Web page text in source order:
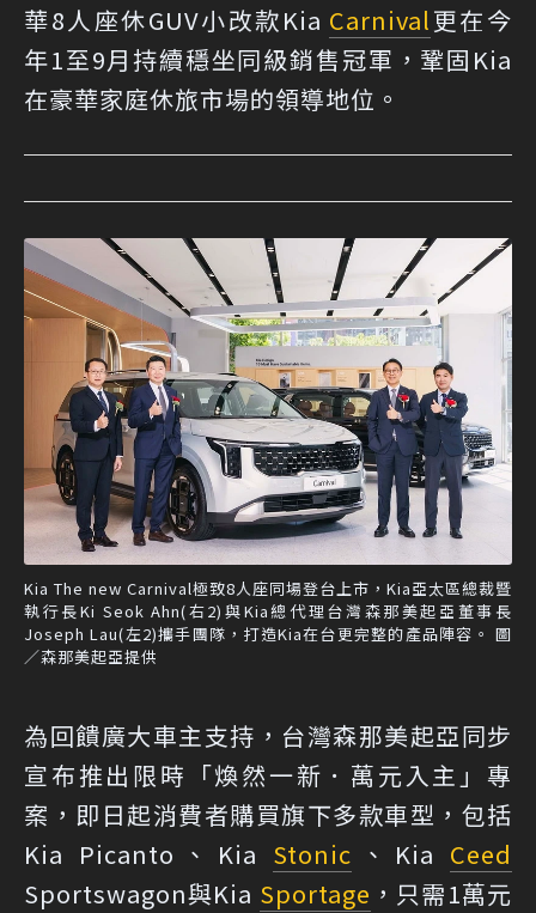
華8人座休GUV小改款Kia Carnival更在今
年1至9月持續穩坐同級銷售冠軍，鞏固Kia
在豪華家庭休旅市場的領導地位。
Kia The new Carnival極致8人座同場登台上市，Kia亞太區總裁暨
執行長Ki Seok Ahn(右2)與Kia總代理台灣森那美起亞董事長
Joseph Lau(左2)攜手團隊，打造Kia在台更完整的產品陣容。 圖
／森那美起亞提供
為回饋廣大車主支持，台灣森那美起亞同步
宣布推出限時「煥然一新．萬元入主」專
案，即日起消費者購買旗下多款車型，包括
Kia Picanto、Kia Stonic 、Kia Ceed
Sportswagon與Kia Sportage ，只需1萬元